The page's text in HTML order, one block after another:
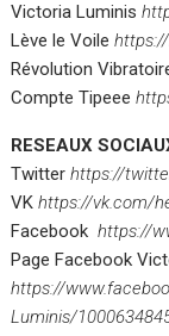
Victoria Luminis
Lève le Voile
Révolution
Compte Tipeee
RESEAUX
Twitterhttps://
VKhttps://vk.com/
Facebookhttps://
Page Facebook
https://
Luminis/